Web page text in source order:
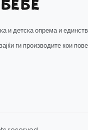
и детска опрема и
ги производите кои